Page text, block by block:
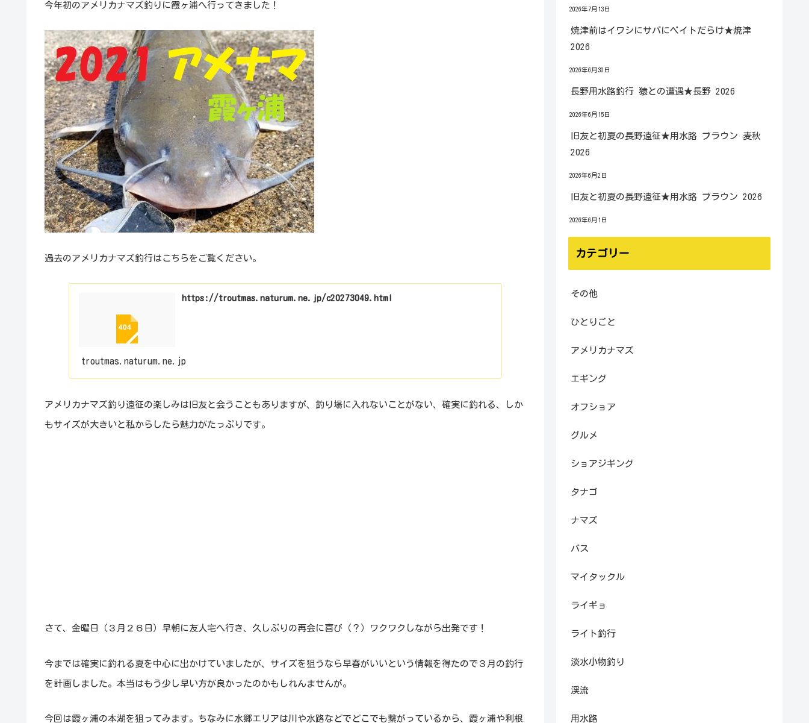
今年初のアメリカナマズ釣りに霞ヶ浦へ行ってきました！
過去のアメリカナマズ釣行はこちらをご覧ください。
https://troutmas.naturum.ne.jp/c20273049.html
troutmas.naturum.ne.jp
アメリカナマズ釣り遠征の楽しみは旧友と会うこともありますが、釣り場に入れないことがない、確実に釣れる、しか
もサイズが大きいと私からしたら魅力がたっぷりです。
さて、金曜日（３月２６日）早朝に友人宅へ行き、久しぶりの再会に喜び（？）ワクワクしながら出発です！
今までは確実に釣れる夏を中心に出かけていましたが、サイズを狙うなら早春がいいという情報を得たので３月の釣行
を計画しました。本当はもう少し早い方が良かったのかもしれんませんが。
今回は霞ヶ浦の本湖を狙ってみます。ちなみに水郷エリアは川や水路などでどこでも繋がっているから、霞ヶ浦や利根
2026年7月13日
焼津前はイワシにサバにベイトだらけ★焼津
2026
2026年6月30日
長野用水路釣行 猿との遭遇★長野 2026
2026年6月15日
旧友と初夏の長野遠征★用水路 ブラウン 麦秋
2026
2026年6月2日
旧友と初夏の長野遠征★用水路 ブラウン 2026
2026年6月1日
カテゴリー
その他
ひとりごと
アメリカナマズ
エギング
オフショア
グルメ
ショアジギング
タナゴ
ナマズ
バス
マイタックル
ライギョ
ライト釣行
淡水小物釣り
渓流
用水路